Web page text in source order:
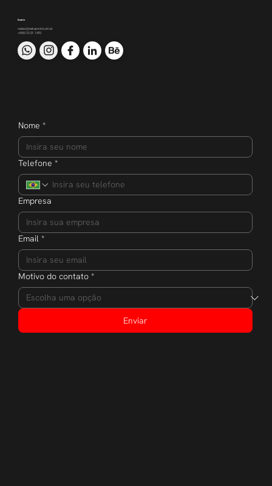
nakao@nakaomkt.com.br
+55 51 3121-1470
Nome *
Telefone *
Empresa
Email *
Motivo do contato *
Enviar